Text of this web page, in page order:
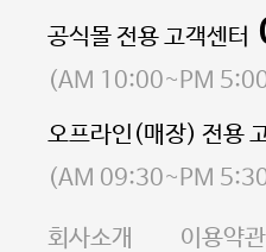
대표 이성현,박영환|
소재지 서울특별시 마
통신판매업 신고번
사업자등록번호
공식몰 전용 고객센터
(AM 10:00~PM
오프라인(매장) 전용
(AM 09:30~PM
회사소개 이용약관